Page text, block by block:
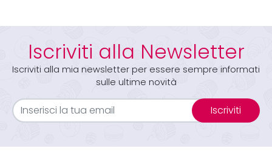
Iscriviti alla Newsletter
Iscriviti alla mia newsletter per essere sempre informati
sulle ultime novità
Iscriviti